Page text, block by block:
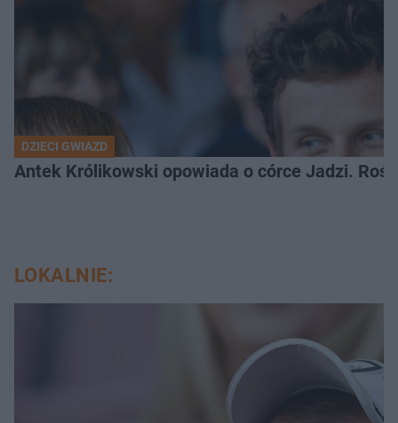
DZIECI GWIAZD
Antek Królikowski opowiada o córce Jadzi.
LOKALNIE: